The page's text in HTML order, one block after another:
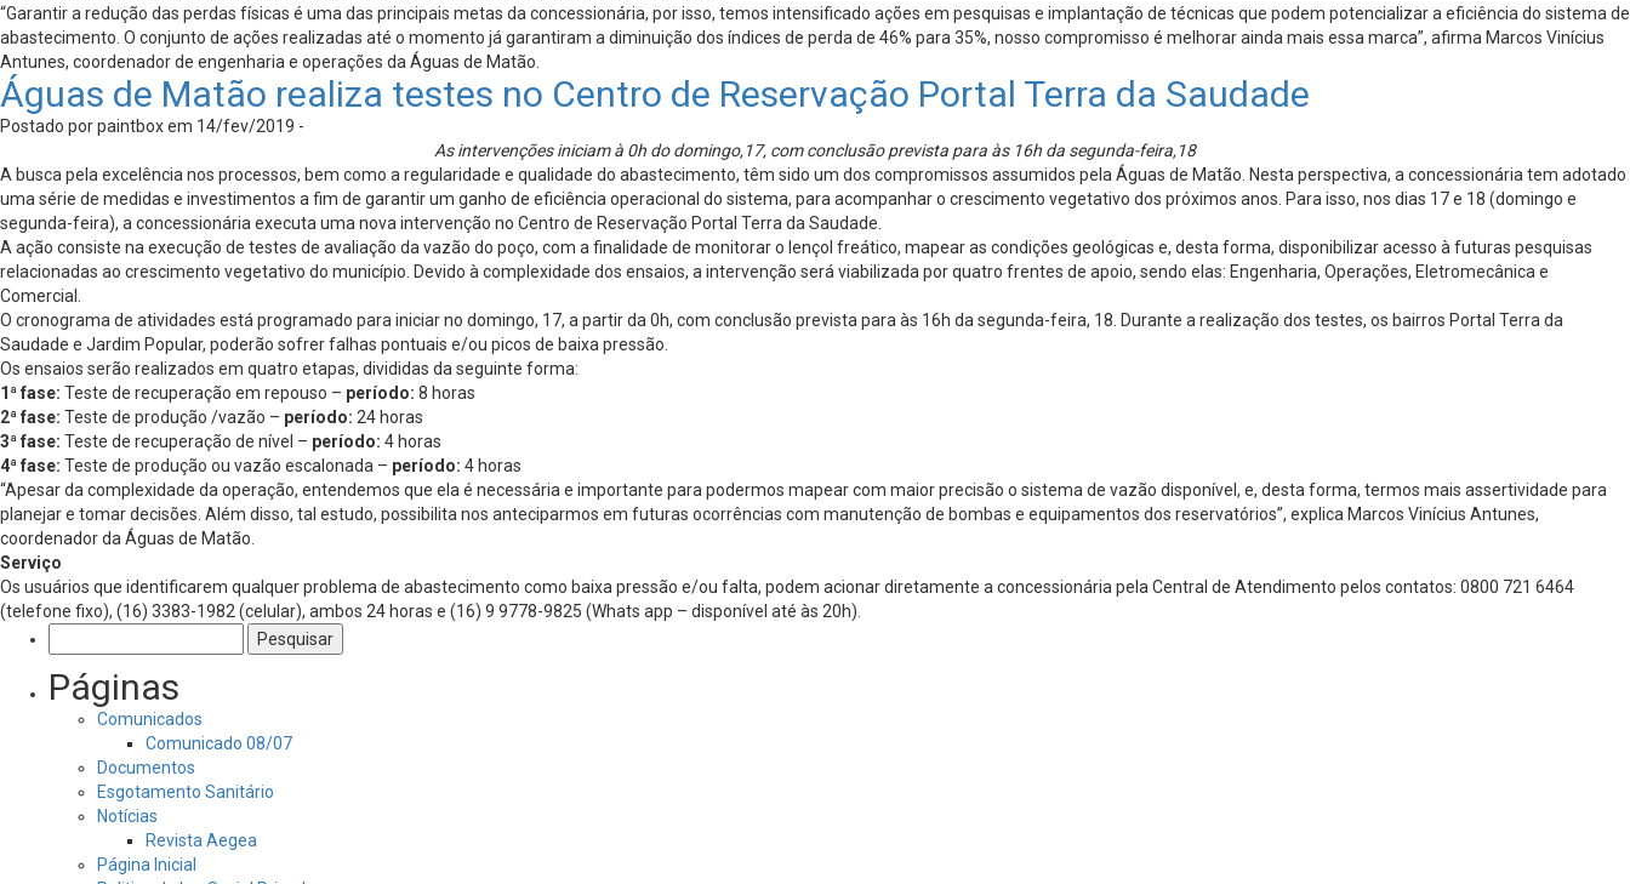
“Garantir a redução das perdas físicas é uma das principais metas da concessionária, por isso, temos intensificado ações em pesquisas e implantação de técnicas que podem potencializar a eficiência do sistema de
abastecimento. O conjunto de ações realizadas até o momento já garantiram a diminuição dos índices de perda de 46% para 35%, nosso compromisso é melhorar ainda mais essa marca”, afirma Marcos Vinícius
Antunes, coordenador de engenharia e operações da Águas de Matão.
Águas de Matão realiza testes no Centro de Reservação Portal Terra da Saudade
Postado por paintbox em 14/fev/2019 -
As intervenções iniciam à 0h do domingo,17, com conclusão prevista para às 16h da segunda-feira,18
A busca pela excelência nos processos, bem como a regularidade e qualidade do abastecimento, têm sido um dos compromissos assumidos pela Águas de Matão. Nesta perspectiva, a concessionária tem adotado
uma série de medidas e investimentos a fim de garantir um ganho de eficiência operacional do sistema, para acompanhar o crescimento vegetativo dos próximos anos. Para isso, nos dias 17 e 18 (domingo e
segunda-feira), a concessionária executa uma nova intervenção no Centro de Reservação Portal Terra da Saudade.
A ação consiste na execução de testes de avaliação da vazão do poço, com a finalidade de monitorar o lençol freático, mapear as condições geológicas e, desta forma, disponibilizar acesso à futuras pesquisas
relacionadas ao crescimento vegetativo do município. Devido à complexidade dos ensaios, a intervenção será viabilizada por quatro frentes de apoio, sendo elas: Engenharia, Operações, Eletromecânica e
Comercial.
O cronograma de atividades está programado para iniciar no domingo, 17, a partir da 0h, com conclusão prevista para às 16h da segunda-feira, 18. Durante a realização dos testes, os bairros Portal Terra da
Saudade e Jardim Popular, poderão sofrer falhas pontuais e/ou picos de baixa pressão.
Os ensaios serão realizados em quatro etapas, divididas da seguinte forma:
1ª fase: Teste de recuperação em repouso – período: 8 horas
2ª fase: Teste de produção /vazão – período: 24 horas
3ª fase: Teste de recuperação de nível – período: 4 horas
4ª fase: Teste de produção ou vazão escalonada – período: 4 horas
“Apesar da complexidade da operação, entendemos que ela é necessária e importante para podermos mapear com maior precisão o sistema de vazão disponível, e, desta forma, termos mais assertividade para
planejar e tomar decisões. Além disso, tal estudo, possibilita nos anteciparmos em futuras ocorrências com manutenção de bombas e equipamentos dos reservatórios”, explica Marcos Vinícius Antunes,
coordenador da Águas de Matão.
Serviço
Os usuários que identificarem qualquer problema de abastecimento como baixa pressão e/ou falta, podem acionar diretamente a concessionária pela Central de Atendimento pelos contatos: 0800 721 6464
(telefone fixo), (16) 3383-1982 (celular), ambos 24 horas e (16) 9 9778-9825 (Whats app – disponível até às 20h).
por:
Páginas
Comunicados
Comunicado 08/07
Documentos
Esgotamento Sanitário
Notícias
Revista Aegea
Página Inicial